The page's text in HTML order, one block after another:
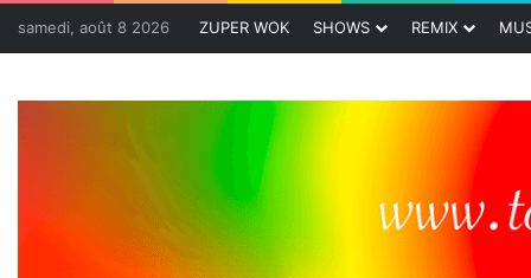
samedi, août 8 2026 ZUPER WOK SHOWS REMIX